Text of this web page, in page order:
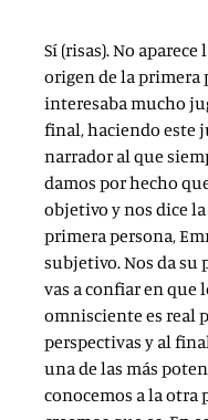
Sí (risas). No
origen de la primera
interesaba mucho
final, haciendo este
narrador al que
damos por hecho
objetivo y nos dice
primera persona,
subjetivo. Nos da su
vas a confiar en que
omnisciente es real
perspectivas y al
una de las más
conocemos a la otra